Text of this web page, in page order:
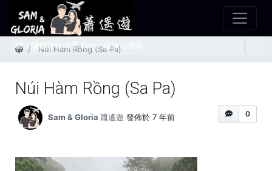
首頁 Núi Hàm Rồng (Sa Pa)
Núi Hàm Rồng (Sa Pa)
0
Sam & Gloria 蕭遙遊 發佈於 7 年前